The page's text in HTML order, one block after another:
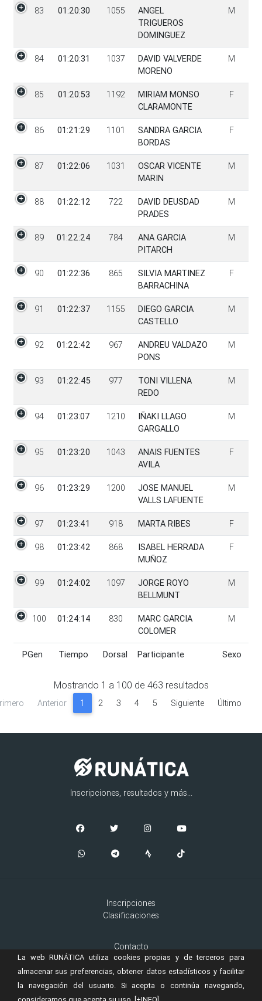
PGen Tiempo Dorsal Participante Sexo
83 01:20:30 1055
ANGEL
TRIGUEROS
DOMINGUEZ
M
84 01:20:31 1037
DAVID VALVERDE
MORENO
M
85 01:20:53 1192
MIRIAM MONSO
CLARAMONTE
F
86 01:21:29 1101
SANDRA GARCIA
BORDAS
F
87 01:22:06 1031
OSCAR VICENTE
MARIN
M
88 01:22:12 722
DAVID DEUSDAD
PRADES
M
89 01:22:24 784
ANA GARCIA
PITARCH
M
90 01:22:36 865
SILVIA MARTINEZ
BARRACHINA
F
91 01:22:37 1155
DIEGO GARCIA
CASTELLO
M
92 01:22:42 967
ANDREU VALDAZO
PONS
M
93 01:22:45 977
TONI VILLENA
REDO
M
94 01:23:07 1210
IÑAKI LLAGO
GARGALLO
M
95 01:23:20 1043
ANAIS FUENTES
AVILA
F
96 01:23:29 1200
JOSE MANUEL
VALLS LAFUENTE
M
97 01:23:41 918 MARTA RIBES F
98 01:23:42 868
ISABEL HERRADA
MUÑOZ
F
99 01:24:02 1097
JORGE ROYO
BELLMUNT
M
100 01:24:14 830
MARC GARCIA
COLOMER
M
PGen Tiempo Dorsal Participante Sexo
Mostrando 1 a 100 de 463 resultados
Anterior 1 2 3 4 5 Siguiente Último
Inscripciones, resultados y más...
Inscripciones
Clasificaciones
Contacto
Aviso Legal
Cookies
La web RUNÁTICA utiliza cookies propias y de terceros para
almacenar sus preferencias, obtener datos estadísticos y facilitar
la navegación del usuario. Si acepta o continúa navegando,